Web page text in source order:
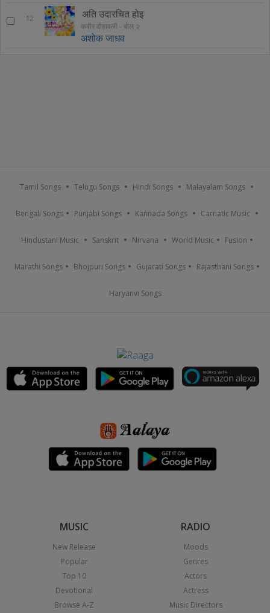
12 अति उदारचित होइ
कबीर दोहावली - बोल २
अशोक जाधव
Tamil Songs Telugu Songs Hindi Songs Malayalam Songs
Bengali Songs Punjabi Songs Kannada Songs Carnatic Music
Hindustani Music Sanskrit Nirvana World Music Fusion
Marathi Songs Bhojpuri Songs Gujarati Songs Rajasthani Songs
Haryanvi Songs
MUSIC
New Release
Popular
Top 10
Devotional
Browse A-Z
RADIO
Moods
Genres
Actors
Actress
Music Directors